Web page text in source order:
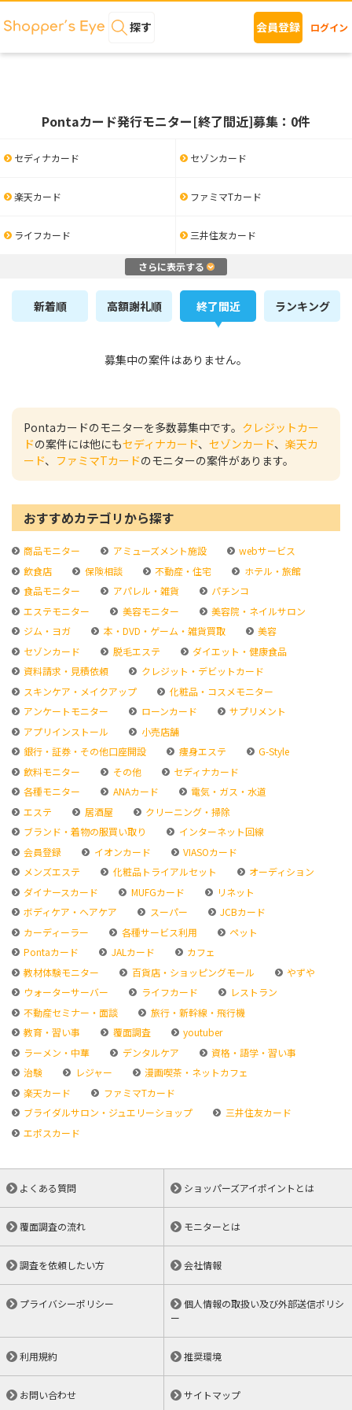
探す 会員登録 ログイン
Pontaカード発行モニター[終了間近]募集：0件
セディナカード セゾンカード
楽天カード ファミマTカード
ライフカード 三井住友カード
さらに表示する
新着順 高額謝礼順 終了間近 ランキング
募集中の案件はありません。
Pontaカードのモニターを多数募集中です。 クレジットカー
ドの案件には他にもセディナカード、 セゾンカード、 楽天カ
ード、 ファミマTカードのモニターの案件があります。
おすすめカテゴリから探す
商品モニター アミューズメント施設
webサービス
飲食店
保険相談 不動産・住宅
ホテル・旅館
食品モニター
アパレル・雑貨
パチンコ
エステモニター
美容モニター
美容院・ネイルサロン
ジム・ヨガ
本・DVD・ゲーム・雑貨買取
美容
セゾンカード
脱毛エステ
ダイエット・健康食品
資料請求・見積依頼
クレジット・デビットカード
スキンケア・メイクアップ
化粧品・コスメモニター
アンケートモニター
ローンカード
サプリメント
アプリインストール
小売店舗
銀行・証券・その他口座開設
痩身エステ
G-Style
飲料モニター
その他
セディナカード
各種モニター
ANAカード
電気・ガス・水道
エステ
居酒屋
クリーニング・掃除
ブランド・着物の服買い取り
インターネット回線
会員登録
イオンカード
VIASOカード
メンズエステ
化粧品トライアルセット
オーディション
ダイナースカード
MUFGカード
リネット
ボディケア・ヘアケア
スーパー
JCBカード
カーディーラー
各種サービス利用
ペット
Pontaカード
JALカード
カフェ
教材体験モニター
百貨店・ショッピングモール
やずや
ウォーターサーバー
ライフカード
レストラン
不動産セミナー・面談
旅行・新幹線・飛行機
教育・習い事
覆面調査
youtuber
ラーメン・中華
デンタルケア
資格・語学・習い事
治験
レジャー
漫画喫茶・ネットカフェ
楽天カード
ファミマTカード
ブライダルサロン・ジュエリーショップ
三井住友カード
エポスカード
よくある質問 ショッパーズアイポイントとは
覆面調査の流れ モニターとは
調査を依頼したい方 会社情報
プライバシーポリシー
個人情報の取扱い及び外部送信ポリシ
ー
利用規約 推奨環境
お問い合わせ サイトマップ